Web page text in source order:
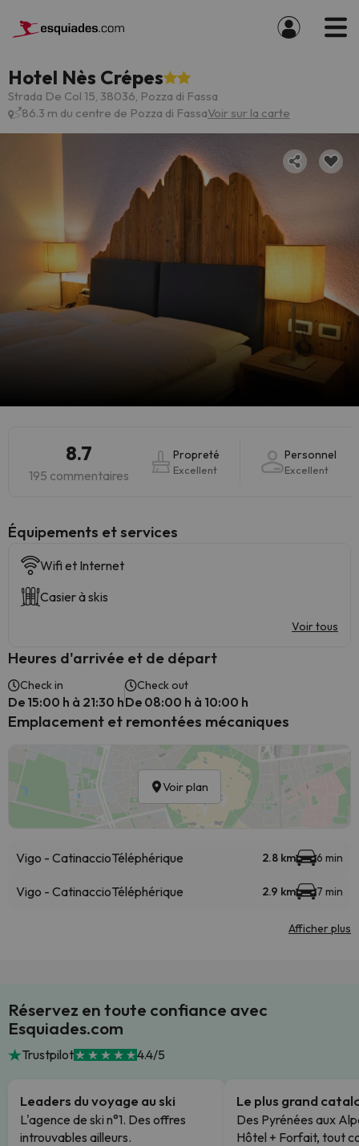
Hotel Nès Crépes
Strada De Col 15, 38036, Pozza di Fassa
86.3 m du centre de Pozza di FassaVoir sur la carte
8.7
195 commentaires
Propreté
Excellent
Personnel
Excellent
​Équipements et services
Wifi et Internet
Casier à skis
Voir tous
Heures d'arrivée et de départ
Check in
De 15:00 h à 21:30 h
Check out
De 08:00 h à 10:00 h
Emplacement et remontées mécaniques
Voir plan
Vigo - CatinaccioTéléphérique 2.8 km 6 min
Vigo - CatinaccioTéléphérique 2.9 km 7 min
Afficher plus
Réservez en toute confiance avec
Esquiades.com
Trustpilot 4.4/5
Leaders du voyage au ski
L'agence de ski n°1. Des offres
introuvables ailleurs.
Le plus grand
Des Pyrénées aux
Hôtel + Forfait, tout